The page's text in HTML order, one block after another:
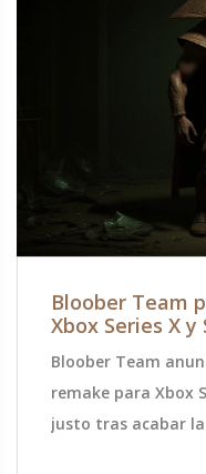
Bloober Team
Xbox Series X
Bloober Team
remake para Xbox
justo tras acabar la